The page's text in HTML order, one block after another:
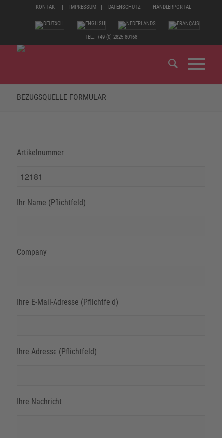
KONTAKT IMPRESSUM DATENSCHUTZ HÄNDLERPORTAL
TEL.: +49 (0) 2825 80168
BEZUGSQUELLE FORMULAR
Artikelnummer
Ihr Name (Pflichtfeld)
Company
Ihre E-Mail-Adresse (Pflichtfeld)
Ihre Adresse (Pflichtfeld)
Ihre Nachricht